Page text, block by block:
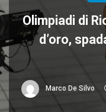
Olimpiadi di
d’oro,
Marco De Silvo